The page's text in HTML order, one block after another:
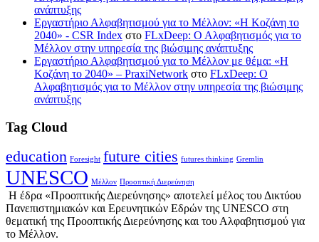
ανάπτυξης
Εργαστήριο Αλφαβητισμού για το Μέλλον: «Η Κοζάνη το
2040» - CSR Index στο FLxDeep: Ο Αλφαβητισμός για το
Μέλλον στην υπηρεσία της βιώσιμης ανάπτυξης
Εργαστήριο Αλφαβητισμού για το Μέλλον με θέμα: «Η
Κοζάνη το 2040» – PraxiNetwork στο FLxDeep: Ο
Αλφαβητισμός για το Μέλλον στην υπηρεσία της βιώσιμης
ανάπτυξης
Tag Cloud
education Foresight future cities futures thinking Gremlin
UNESCO Μέλλον Προοπτική Διερεύνηση
Η έδρα «Προοπτικής Διερεύνησης» αποτελεί μέλος του Δικτύου
Πανεπιστημιακών και Ερευνητικών Εδρών της UNESCO στη
θεματική της Προοπτικής Διερεύνησης και του Αλφαβητισμού για
το Μέλλον.